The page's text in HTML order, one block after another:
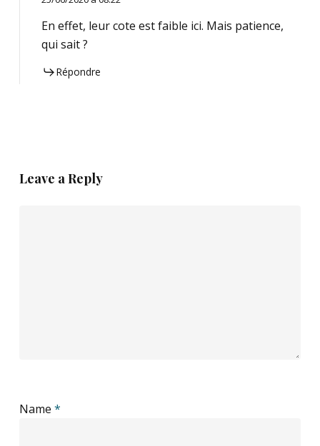
En effet, leur cote est faible ici. Mais patience,
qui sait ?
Répondre
Leave a Reply
Name *